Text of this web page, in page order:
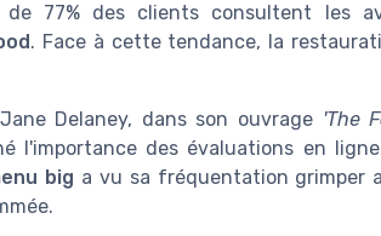
de 77% des clients consultent les
. Face à cette tendance, la
Delaney, dans son ouvrage 'The
l'importance des évaluations en
big a vu sa fréquentation grimper